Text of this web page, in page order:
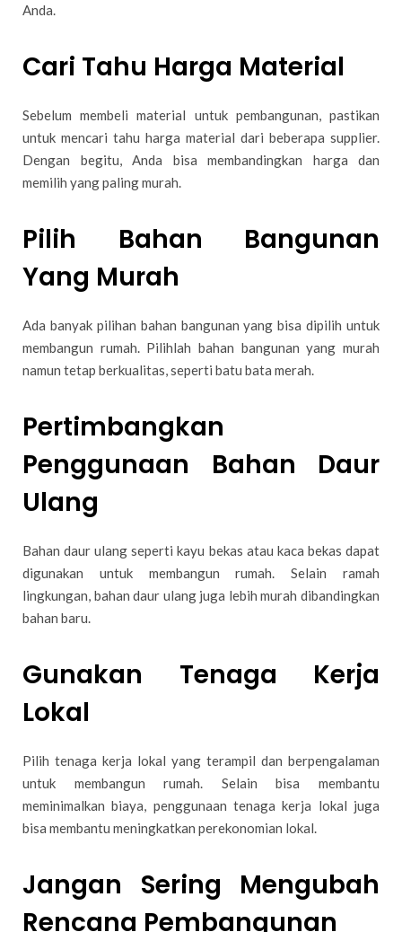
Anda.
Cari Tahu Harga Material
Sebelum membeli material untuk pembangunan, pastikan
untuk mencari tahu harga material dari beberapa supplier.
Dengan begitu, Anda bisa membandingkan harga dan
memilih yang paling murah.
Pilih Bahan Bangunan
Yang Murah
Ada banyak pilihan bahan bangunan yang bisa dipilih untuk
membangun rumah. Pilihlah bahan bangunan yang murah
namun tetap berkualitas, seperti batu bata merah.
Pertimbangkan
Penggunaan Bahan Daur
Ulang
Bahan daur ulang seperti kayu bekas atau kaca bekas dapat
digunakan untuk membangun rumah. Selain ramah
lingkungan, bahan daur ulang juga lebih murah dibandingkan
bahan baru.
Gunakan Tenaga Kerja
Lokal
Pilih tenaga kerja lokal yang terampil dan berpengalaman
untuk membangun rumah. Selain bisa membantu
meminimalkan biaya, penggunaan tenaga kerja lokal juga
bisa membantu meningkatkan perekonomian lokal.
Jangan Sering Mengubah
Rencana Pembangunan